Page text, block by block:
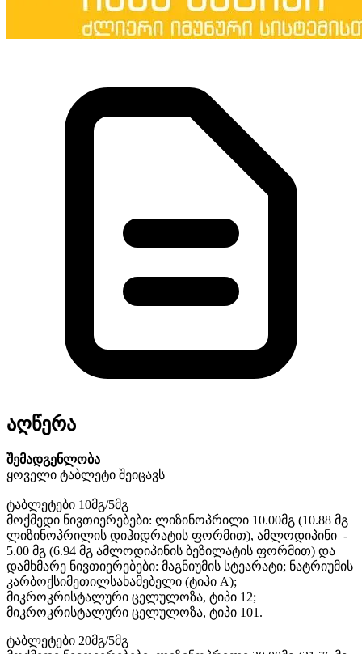
აღწერა
შემადგენლობა
ყოველი ტაბლეტი შეიცავს
ტაბლეტები 10მგ/5მგ
მოქმედი ნივთიერებები: ლიზინოპრილი 10.00მგ (10.88 მგ
ლიზინოპრილის დიჰიდრატის ფორმით), ამლოდიპინი -
5.00 მგ (6.94 მგ ამლოდიპინის ბეზილატის ფორმით) და
დამხმარე ნივთიერებები: მაგნიუმის სტეარატი; ნატრიუმის
კარბოქსიმეთილსახამებელი (ტიპი A);
მიკროკრისტალური ცელულოზა, ტიპი 12;
მიკროკრისტალური ცელულოზა, ტიპი 101.
ტაბლეტები 20მგ/5მგ